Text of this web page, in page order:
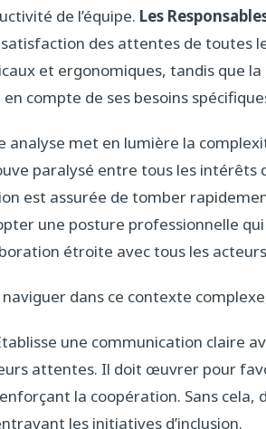
de l’équipe. Les
des attentes de toutes
et ergonomiques, tandis que la
en compte de ses besoins
analyse met en lumière la
paralysé entre tous les intérêts
est assurée de tomber
une posture professionnelle
étroite avec tous les
naviguer dans ce contexte
une communication claire
attentes. Il doit œuvrer pour
la coopération. Sans cela,
les initiatives d’inclusion.